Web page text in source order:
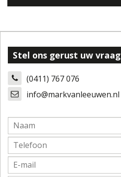
Stel ons gerust uw vraag
(0411) 767 076
info@markvanleeuwen.nl